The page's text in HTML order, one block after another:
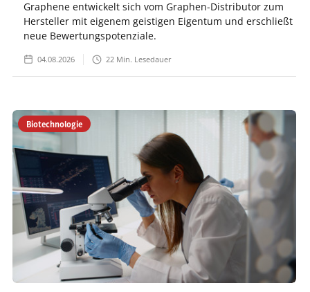
Graphene entwickelt sich vom Graphen-Distributor zum
Hersteller mit eigenem geistigen Eigentum und erschließt
neue Bewertungspotenziale.
04.08.2026 22 Min. Lesedauer
Biotechnologie